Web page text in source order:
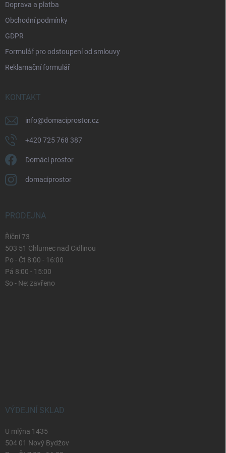
Doprava a platba
Obchodní podmínky
GDPR
Formulář pro odstoupení od smlouvy
Reklamační formulář
KONTAKT
info@domaciprostor.cz
+420 725 768 387
Domácí prostor
domaciprostor
PRODEJNA
Říční 73
503 51 Chlumec nad Cidlinou
Po - Čt 8:00 - 16:00
Pá 8:00 - 15:00
So - Ne: zavřeno
VÝDEJNÍ SKLAD
U mlýna 1435
504 01 Nový Bydžov